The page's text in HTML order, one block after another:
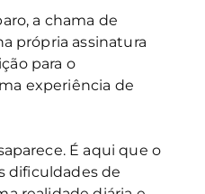
a chama de
própria assinatura
para o
experiência de
É aqui que o
dificuldades de